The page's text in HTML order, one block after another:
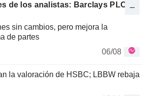
de los analistas: Barclays PLC
sin cambios, pero mejora la
de partes
06/08
la valoración de HSBC; LBBW rebaja